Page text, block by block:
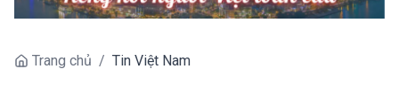
Trang chủ / Tin Việt Nam